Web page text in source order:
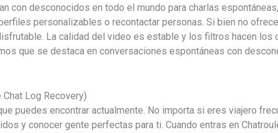
con desconocidos en todo el mundo para charlas
personalizables o recontactar personas. Si bien no
La calidad del video es estable y los filtros hacen los
que se destaca en conversaciones espontáneas con
Log Recovery)
puedes encontrar actualmente. No importa si eres viajero
y conocer gente perfectas para ti. Cuando entras en